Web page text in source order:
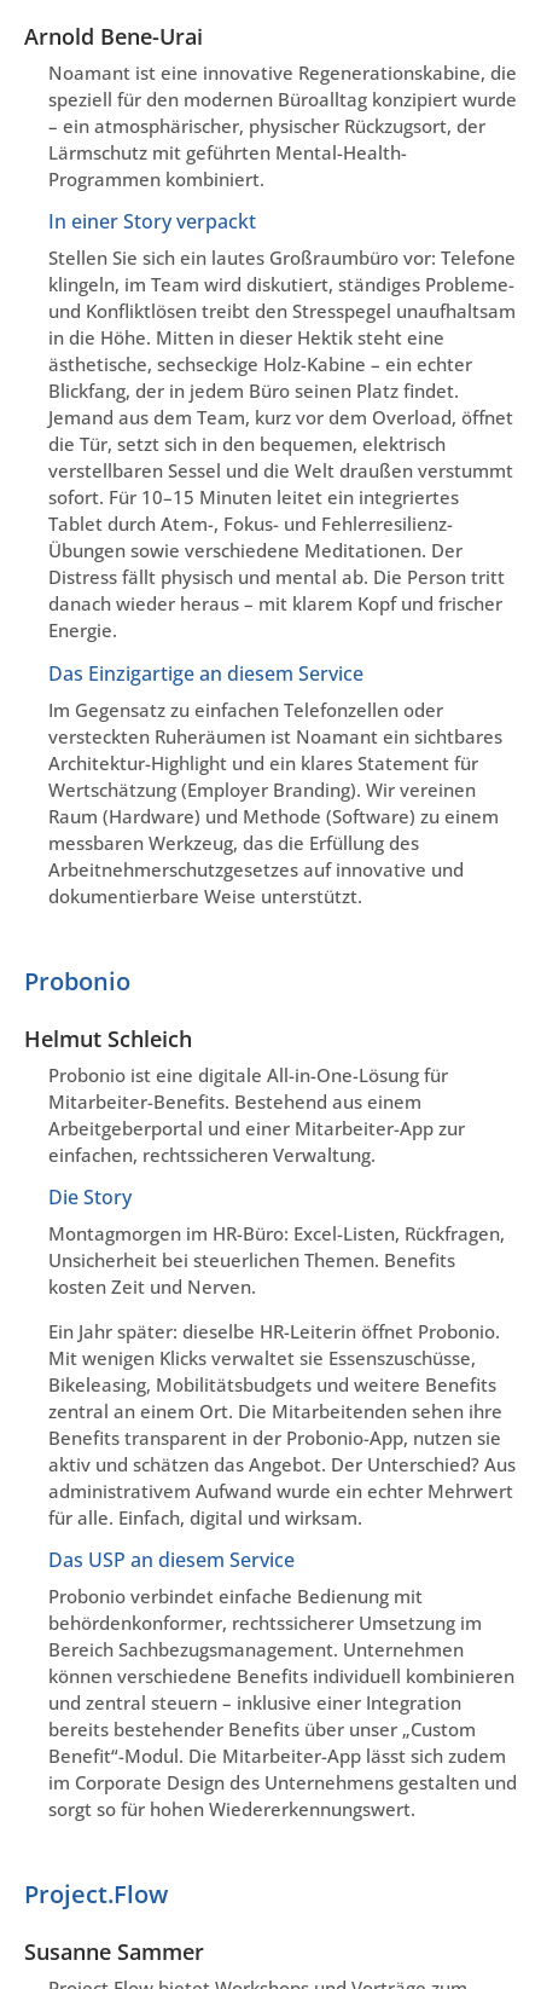
Arnold Bene-Urai
Noamant ist eine innovative Regenerationskabine, die
speziell für den modernen Büroalltag konzipiert wurde
– ein atmosphärischer, physischer Rückzugsort, der
Lärmschutz mit geführten Mental-Health-
Programmen kombiniert.
In einer Story verpackt
Stellen Sie sich ein lautes Großraumbüro vor: Telefone
klingeln, im Team wird diskutiert, ständiges Probleme-
und Konfliktlösen treibt den Stresspegel unaufhaltsam
in die Höhe. Mitten in dieser Hektik steht eine
ästhetische, sechseckige Holz-Kabine – ein echter
Blickfang, der in jedem Büro seinen Platz findet.
Jemand aus dem Team, kurz vor dem Overload, öffnet
die Tür, setzt sich in den bequemen, elektrisch
verstellbaren Sessel und die Welt draußen verstummt
sofort. Für 10–15 Minuten leitet ein integriertes
Tablet durch Atem-, Fokus- und Fehlerresilienz-
Übungen sowie verschiedene Meditationen. Der
Distress fällt physisch und mental ab. Die Person tritt
danach wieder heraus – mit klarem Kopf und frischer
Energie.
Das Einzigartige an diesem Service
Im Gegensatz zu einfachen Telefonzellen oder
versteckten Ruheräumen ist Noamant ein sichtbares
Architektur-Highlight und ein klares Statement für
Wertschätzung (Employer Branding). Wir vereinen
Raum (Hardware) und Methode (Software) zu einem
messbaren Werkzeug, das die Erfüllung des
Arbeitnehmerschutzgesetzes auf innovative und
dokumentierbare Weise unterstützt.
Probonio
Helmut Schleich
Probonio ist eine digitale All-in-One-Lösung für
Mitarbeiter-Benefits. Bestehend aus einem
Arbeitgeberportal und einer Mitarbeiter-App zur
einfachen, rechtssicheren Verwaltung.
Die Story
Montagmorgen im HR-Büro: Excel-Listen, Rückfragen,
Unsicherheit bei steuerlichen Themen. Benefits
kosten Zeit und Nerven.
Ein Jahr später: dieselbe HR-Leiterin öffnet Probonio.
Mit wenigen Klicks verwaltet sie Essenszuschüsse,
Bikeleasing, Mobilitätsbudgets und weitere Benefits
zentral an einem Ort. Die Mitarbeitenden sehen ihre
Benefits transparent in der Probonio-App, nutzen sie
aktiv und schätzen das Angebot. Der Unterschied? Aus
administrativem Aufwand wurde ein echter Mehrwert
für alle. Einfach, digital und wirksam.
Das USP an diesem Service
Probonio verbindet einfache Bedienung mit
behördenkonformer, rechtssicherer Umsetzung im
Bereich Sachbezugsmanagement. Unternehmen
können verschiedene Benefits individuell kombinieren
und zentral steuern – inklusive einer Integration
bereits bestehender Benefits über unser „Custom
Benefit“-Modul. Die Mitarbeiter-App lässt sich zudem
im Corporate Design des Unternehmens gestalten und
sorgt so für hohen Wiedererkennungswert.
Project.Flow
Susanne Sammer